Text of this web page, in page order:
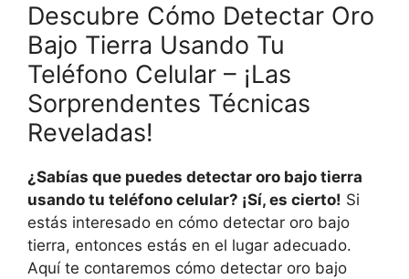
Descubre Cómo Detectar Oro
Bajo Tierra Usando Tu
Teléfono Celular – ¡Las
Sorprendentes Técnicas
Reveladas!
¿Sabías que puedes detectar oro bajo tierra
usando tu teléfono celular? ¡Sí, es cierto! Si
estás interesado en cómo detectar oro bajo
tierra, entonces estás en el lugar adecuado.
Aquí te contaremos cómo detectar oro bajo